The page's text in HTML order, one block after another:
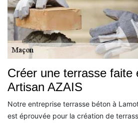
Créer une terrasse faite
Artisan AZAIS
Notre entreprise terrasse béton à
est éprouvée pour la création de